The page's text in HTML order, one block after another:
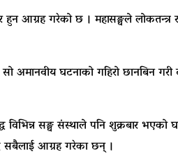
हुन आग्रह गरेको छ । महासङ्घले
घटनाको गहिरो छानबिन गरी
सङ्घ संस्थाले पनि शुक्रबार भएको
सबैलाई आग्रह गरेका छन् ।